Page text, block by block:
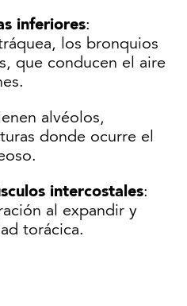
inferiores:
los bronquios
que conducen el aire
alvéolos,
donde ocurre el
intercostales:
al expandir y
torácica.